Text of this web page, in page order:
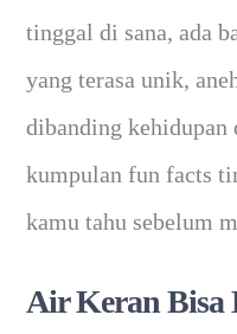
tinggal di sana, ada
yang terasa unik,
dibanding
kumpulan fun facts
kamu tahu sebelum
Air Keran Bisa